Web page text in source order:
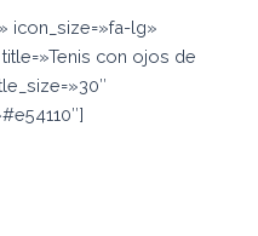
icon_size=»fa-lg»
title=»Tenis con ojos de